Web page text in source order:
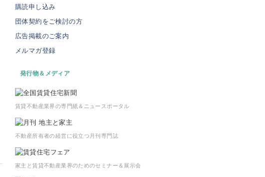
購読申し込み
団体契約をご検討の方
広告掲載のご案内
メルマガ登録
発行物＆メディア
賃貸不動産業界の専門紙＆ニュースポータル
不動産所有者の経営に役立つ月刊専門誌
家主と賃貸不動産業界のためのセミナー＆展示会